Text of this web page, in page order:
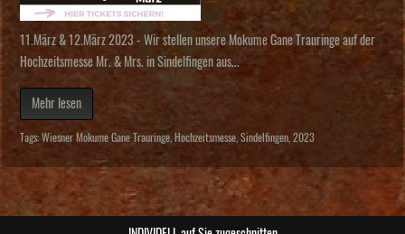
11.März & 12.März 2023 - Wir stellen unsere Mokume Gane Trauringe auf der
Hochzeitsmesse Mr. & Mrs. in Sindelfingen aus...
Mehr lesen
Tags: Wiesner Mokume Gane Trauringe Hochzeitsmesse Sindelfingen 2023